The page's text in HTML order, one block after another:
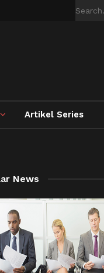
Artikel Series
News